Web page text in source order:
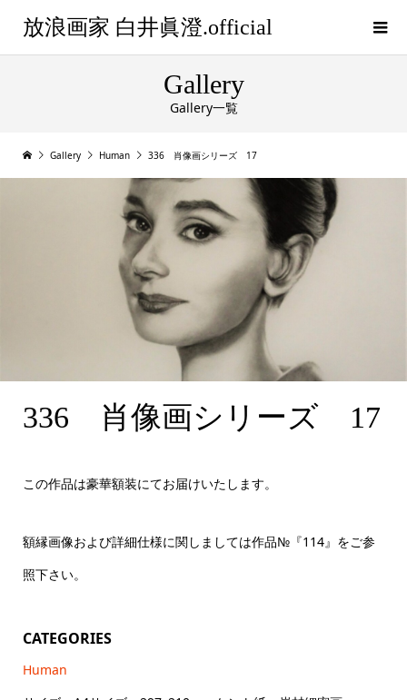
放浪画家 白井眞澄.official
Gallery
Gallery一覧
Gallery Human 336 肖像画シリーズ 17
336 肖像画シリーズ 17
336 肖像画シリーズ 17
この作品は豪華額装にてお届けいたします。
額縁画像および詳細仕様に関しましては作品№『114』をご参
照下さい。
CATEGORIES
Human